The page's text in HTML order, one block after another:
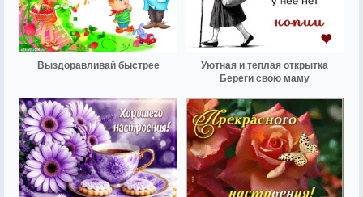
Выздоравливай быстрее
Уютная и теплая открытка
Береги свою маму